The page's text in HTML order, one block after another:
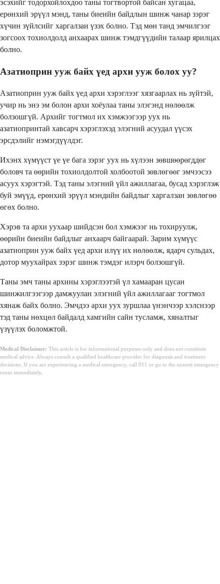
эсэхийг тодорхойлохдоо таны тогтвортой байсан хугацаа,
ерөнхий эрүүл мэнд, таны биеийн байдлын шинж чанар зэрэг
хүчин зүйлсийг харгалзан үзэх болно. Тэд мөн танд эмчилгээг
зогсоох тохиолдолд анхаарах шинж тэмдгүүдийн талаар ярилцах
болно.
Азатиоприн ууж байх үед архи ууж болох уу?
Азатиоприн ууж байх үед архи хэрэглээг хязгаарлах нь зүйтэй,
учир нь энэ эм болон архи хоёулаа таны элэгэнд нөлөөлж
болзошгүй. Архийг тогтмол их хэмжээгээр уух нь
азатиопринтай хавсарч хэрэглэхэд элэгний асуудал үүсэх
эрсдэлийг нэмэгдүүлдэг.
Ихэнх хүмүүст үе үе бага зэрэг уух нь хүлээн зөвшөөрөгддөг
боловч та өөрийн тохиолдолтой холбоотой зөвлөгөөг эмчээсээ
асуух хэрэгтэй. Тэд таны элэгний үйл ажиллагаа, бусад хэрэглэж
буй эмүүд, ерөнхий эрүүл мэндийн байдлыг харгалзан зөвлөгөө
өгөх болно.
Хэрэв та архи уухаар шийдсэн бол хэмжээг нь тохируулж,
өөрийн биеийн байдлыг анхаарч байгаарай. Зарим хүмүүс
азатиоприн ууж байх үед архи илүү их нөлөөлж, ядарч сульдах,
дотор муухайрах зэрэг шинж тэмдэг илэрч болзошгүй.
Таны эмч таны архины хэрэглээтэй үл хамааран цусан
шинжилгээгээр дамжуулан элэгний үйл ажиллагааг тогтмол
хянаж байх болно. Эмчдээ архи уух зуршлаа үнэнчээр хэлснээр
тэд таны нөхцөл байдалд хамгийн сайн тусламж, хяналтыг
үзүүлэх боломжтой.
Medical Disclaimer: This article is for informational purposes only and does not constitute
medical advice. Always consult a qualified healthcare provider for diagnosis and treatment
decisions. If you are experiencing a medical emergency, call 911 or go to the nearest emergency
room immediately.